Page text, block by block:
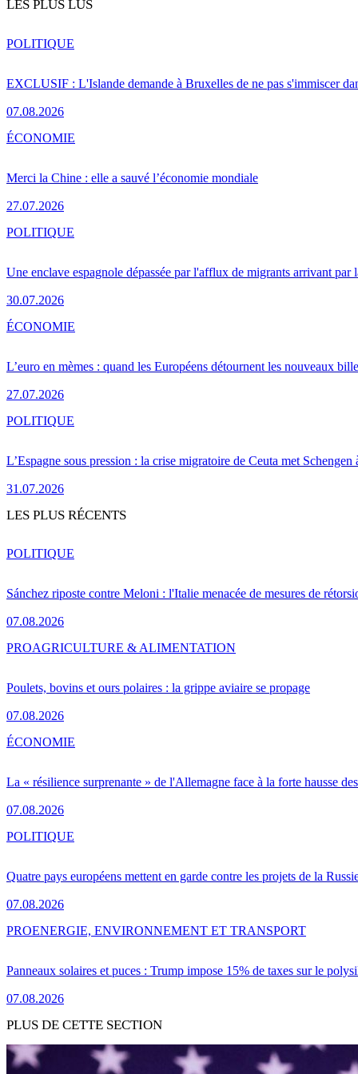
LES PLUS LUS
EXCLUSIF : L'Islande demande à Bruxelles de ne pas s'immiscer
07.08.2026
POLITIQUE
Merci la Chine : elle a sauvé l’économie mondiale
27.07.2026
ÉCONOMIE
Une enclave espagnole dépassée par l'afflux de migrants arrivant par
30.07.2026
POLITIQUE
L’euro en mèmes : quand les Européens détournent les nouveaux
27.07.2026
ÉCONOMIE
L’Espagne sous pression : la crise migratoire de Ceuta met Schengen
31.07.2026
POLITIQUE
LES PLUS RÉCENTS
Sánchez riposte contre Meloni : l'Italie menacée de mesures de
07.08.2026
POLITIQUE
Poulets, bovins et ours polaires : la grippe aviaire se propage
07.08.2026
PROAGRICULTURE & ALIMENTATION
La « résilience surprenante » de l'Allemagne face à la forte hausse
07.08.2026
ÉCONOMIE
Quatre pays européens mettent en garde contre les projets de la
07.08.2026
POLITIQUE
Panneaux solaires et puces : Trump impose 15% de taxes sur le
07.08.2026
PROENERGIE, ENVIRONNEMENT ET TRANSPORT
PLUS DE CETTE SECTION